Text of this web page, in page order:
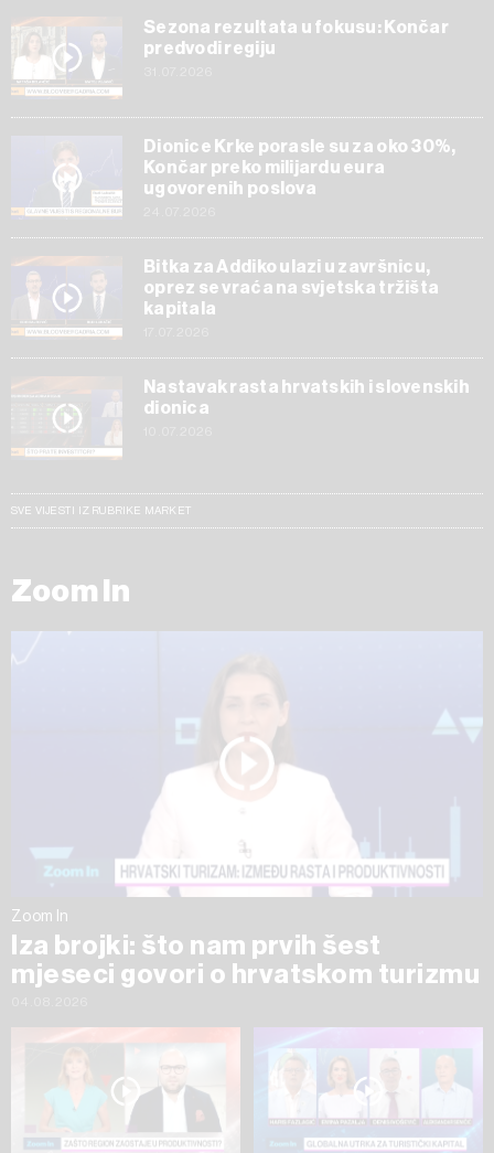
Sezona rezultata u fokusu: Končar
predvodi regiju
Dionice Krke porasle su za oko 30%,
Končar preko milijardu eura
ugovorenih poslova
Bitka za Addiko ulazi u završnicu,
oprez se vraća na svjetska tržišta
kapitala
Nastavak rasta hrvatskih i slovenskih
dionica
SVE VIJESTI IZ RUBRIKE MARKET
Zoom In
Zoom In
Iza brojki: što nam prvih šest
mjeseci govori o hrvatskom turizmu